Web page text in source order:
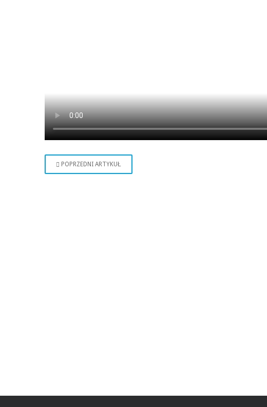
POPRZEDNI ARTYKUŁ